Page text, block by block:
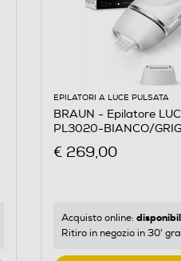
EPILATORI A LUCE PULSATA
BRAUN - Epilatore
PL3020-BIANCO/
€ 269,00
Acquisto online:
Ritiro in negozio in 30'